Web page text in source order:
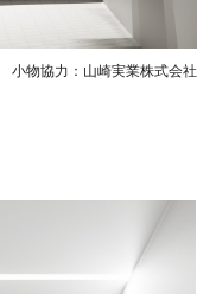
小物協力：山崎実業株式会社